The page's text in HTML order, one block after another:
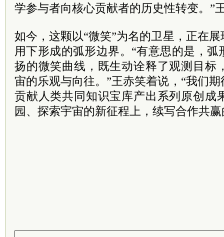
学参与者向核心贡献者的历史性转变。”
如今，这颗以“微笑”为名的卫星，正在
用下形成的弧形边界。“有意思的是，
扬的微笑曲线，既生动诠释了观测目标
宙的乐观与向往。”王赤笑着说，“我们
贡献人类共同知识宝库产出系列原创成
园、探索宇宙的新征程上，续写合作共